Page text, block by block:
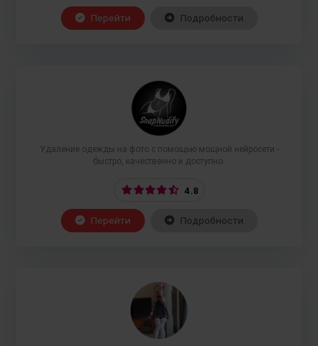
Перейти Подробности
Удаление одежды на фото с помощью мощной нейросети -
быстро, качественно и доступно.
4.8
Перейти Подробности